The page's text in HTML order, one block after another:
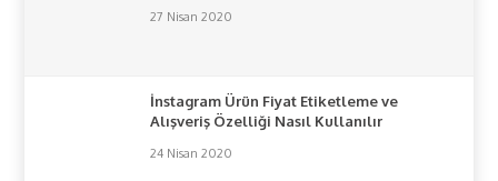
27 Nisan 2020
İnstagram Ürün Fiyat Etiketleme ve
Alışveriş Özelliği Nasıl Kullanılır
24 Nisan 2020